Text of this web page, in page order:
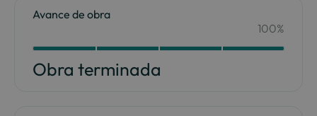
Avance de obra
100%
Your Content Goes Here
Obra terminada